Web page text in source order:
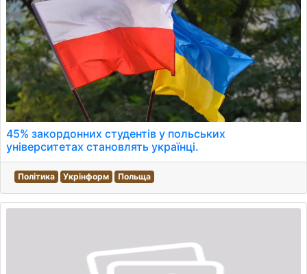
45% закордонних студентів у польських
університетах становлять українці.
Політика Укрінформ Польща